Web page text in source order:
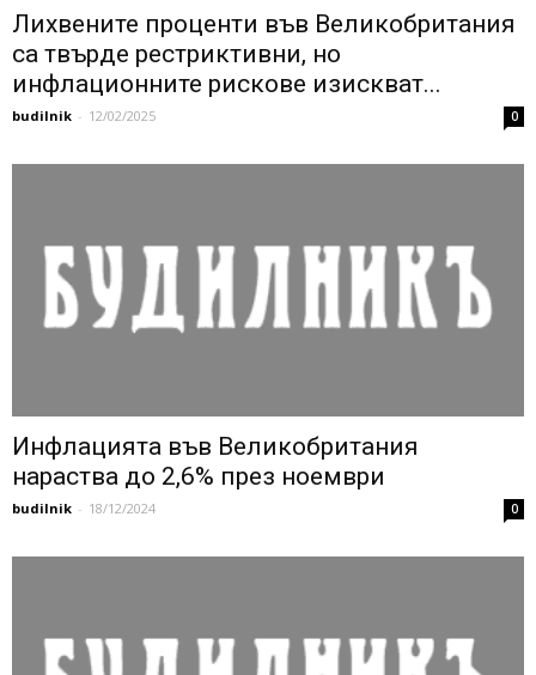
Лихвените проценти във Великобритания
са твърде рестриктивни, но
инфлационните рискове изискват...
budilnik - 12/02/2025 0
Инфлацията във Великобритания
нараства до 2,6% през ноември
budilnik - 18/12/2024 0